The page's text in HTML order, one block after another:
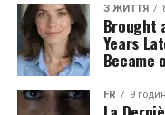
З ЖИТТЯ
Brought
Years
Became
FR 9